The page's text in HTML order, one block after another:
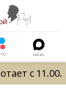
МАКС
с 11.00.